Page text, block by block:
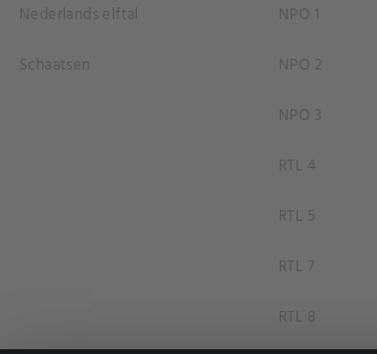
Nederlands elftal
Schaatsen
NPO 1
NPO 2
NPO 3
RTL 4
RTL 5
RTL 7
RTL 8